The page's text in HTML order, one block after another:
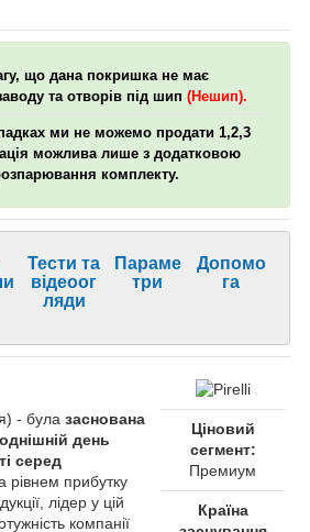
що дана покришка не має
та отворів під шип (Нешип).
ми не можемо продати 1,2,3
можлива лише з додатковою
комплекту.
Тести та
відеоог
ляди
Параме
три
Допомо
га
- була заснована
день
серед
рівнем прибутку
лідер у цій
компанії
Ціновий
сегмент:
Премиум
Країна